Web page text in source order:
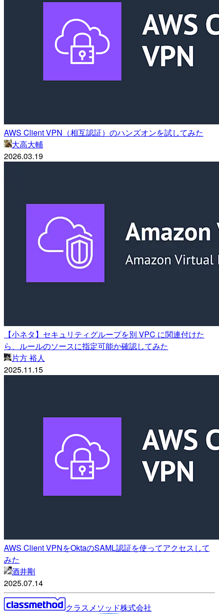
AWS Client VPN（相互認証）のハンズオンを試してみた
大高大輔
2026.03.19
【小ネタ】セキュリティグループを別 VPC に関連付けた
ら、ルールのソースに指定可能か確認してみた
片方 裕人
2025.11.15
AWS Client VPNをOktaのSAML認証を使ってアクセスして
みた
酒井剛
2025.07.14
クラスメソッド株式会社